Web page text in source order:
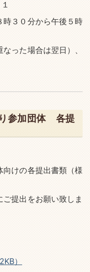
３０分から午後５時
った場合は翌日）、
参加団体 各提
向けの各提出書類（様
提出をお願い致しま
）